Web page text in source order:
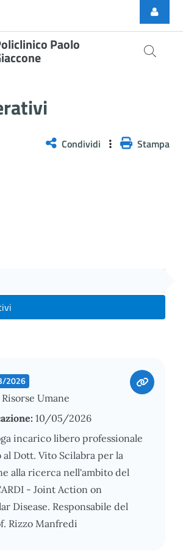
Paolo
Condividi Stampa
2026
Umane
10/05/2026
incarico libero professionale
Dott. Vito Scilabra per la
alla ricerca nell'ambito del
- Joint Action on
Disease. Responsabile del
Rizzo Manfredi